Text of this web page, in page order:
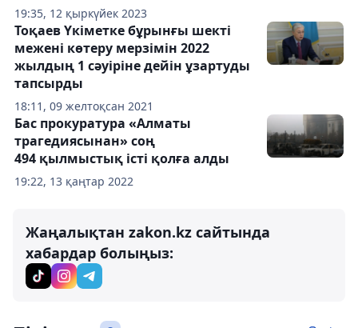
19:35, 12 қыркүйек 2023
18:11, 09 желтоқсан 2021
Тоқаев Үкіметке бұрынғы шекті
межені көтеру мерзімін 2022
жылдың 1 сәуіріне дейін ұзартуды
тапсырды
19:22, 13 қаңтар 2022
Бас прокуратура «Алматы
трагедиясынан» соң
494 қылмыстық істі қолға алды
Жаңалықтан zakon.kz сайтында
хабардар болыңыз: